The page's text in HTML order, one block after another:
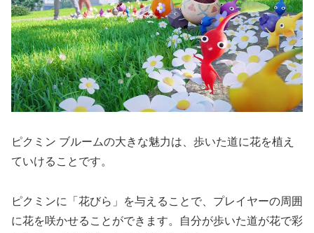
ピクミン ブルームの大きな魅力は、歩いた道に花を植え
ていけることです。
ピクミンに「花びら」を与えることで、プレイヤーの周囲
に花を咲かせることができます。自分が歩いた道が花で彩